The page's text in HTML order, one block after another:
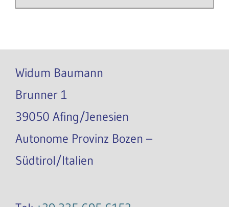
Widum Baumann
Brunner 1
39050 Afing/Jenesien
Autonome Provinz Bozen –
Südtirol/Italien